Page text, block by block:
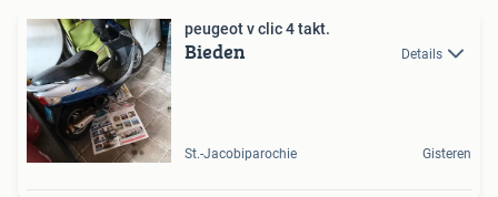
peugeot v clic 4 takt.
Bieden Details
St.-Jacobiparochie Gisteren